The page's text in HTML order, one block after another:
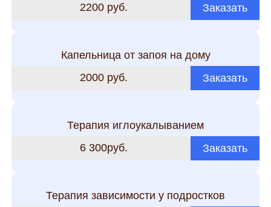
2200 руб.
Заказать
Капельница от запоя на дому
2000 руб.
Заказать
Терапия иглоукалыванием
6 300руб.
Заказать
Терапия зависимости у подростков